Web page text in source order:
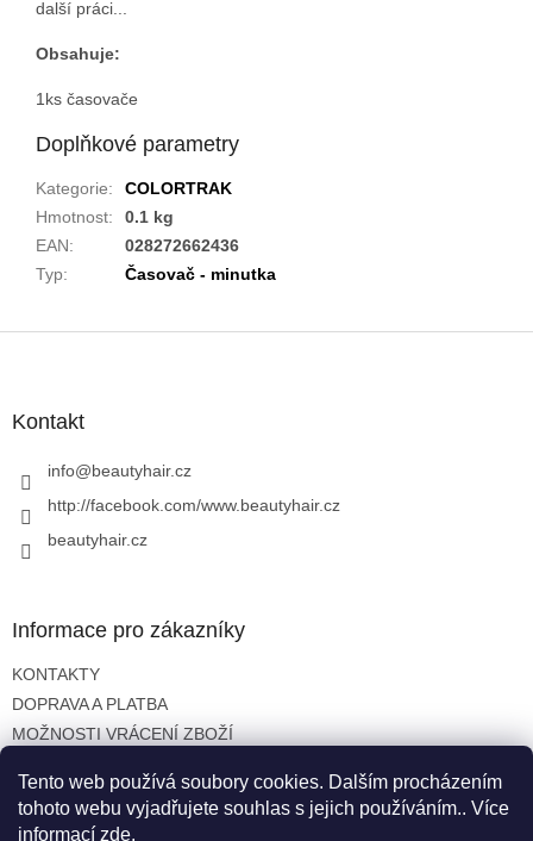
Tento web používá soubory cookies. Dalším procházením
tohoto webu vyjadřujete souhlas s jejich používáním.. Více
informací zde.
další práci...
Obsahuje:
1ks časovače
Doplňkové parametry
Kategorie:
COLORTRAK
Hmotnost:
0.1 kg
EAN:
028272662436
Typ: Časovač - minutka
Kontakt
info@beautyhair.cz
http://facebook.com/www.beautyhair.cz
beautyhair.cz
Informace pro zákazníky
KONTAKTY
DOPRAVA A PLATBA
MOŽNOSTI VRÁCENÍ ZBOŽÍ
OCHRANA OSOBNÍCH ÚDAJŮ